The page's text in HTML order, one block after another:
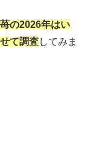
の2026年はい
て調査してみま